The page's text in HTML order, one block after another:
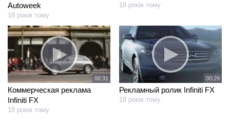
Autoweek
18 років тому
18 років тому
00:31
Коммерческая реклама
Infiniti FX
18 років тому
00:29
Рекламный ролик Infiniti FX
18 років тому